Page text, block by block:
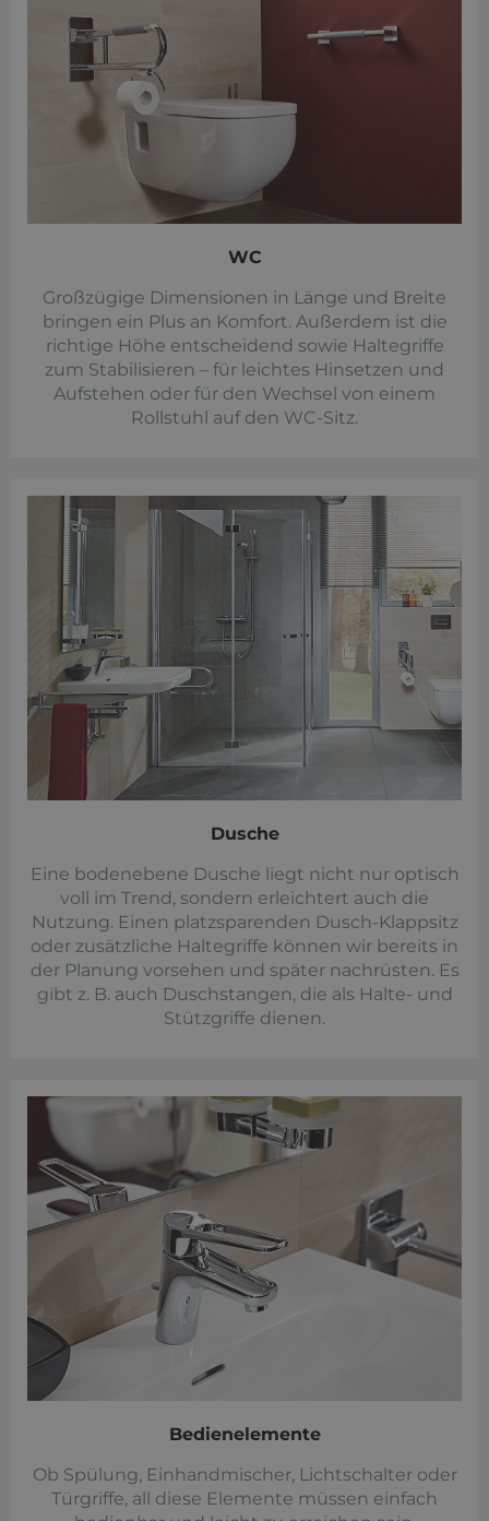
WC
Großzügige Dimensionen in Länge und Breite
bringen ein Plus an Komfort. Außerdem ist die
richtige Höhe entscheidend sowie Haltegriffe
zum Stabilisieren – für leichtes Hinsetzen und
Aufstehen oder für den Wechsel von einem
Rollstuhl auf den WC-Sitz.
Dusche
Eine bodenebene Dusche liegt nicht nur optisch
voll im Trend, sondern erleichtert auch die
Nutzung. Einen platzsparenden Dusch-Klappsitz
oder zusätzliche Haltegriffe können wir bereits in
der Planung vorsehen und später nachrüsten. Es
gibt z. B. auch Duschstangen, die als Halte- und
Stützgriffe dienen.
Bedienelemente
Ob Spülung, Einhandmischer, Lichtschalter oder
Türgriffe, all diese Elemente müssen einfach